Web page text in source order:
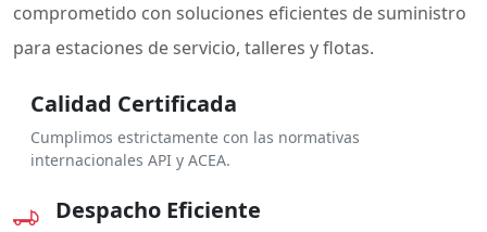
comprometido con soluciones eficientes de suministro
para estaciones de servicio, talleres y flotas.
Calidad Certificada
Cumplimos estrictamente con las normativas
internacionales API y ACEA.
Despacho Eficiente